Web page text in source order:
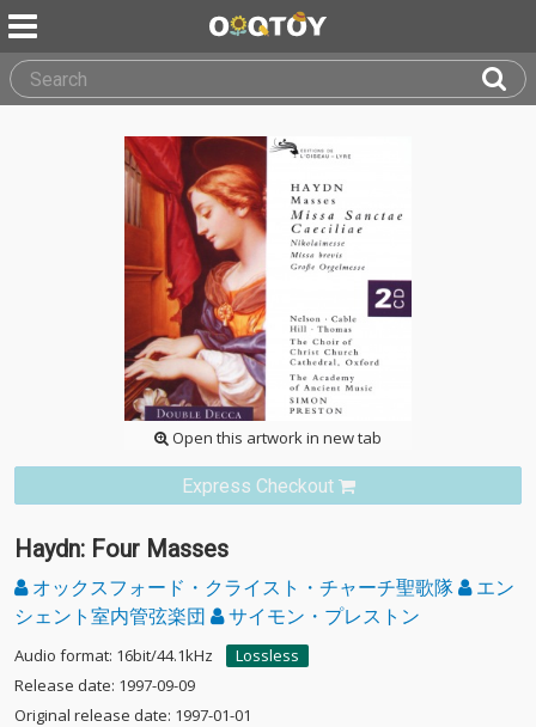
Open this artwork in new tab
Express Checkout
Haydn: Four Masses
オックスフォード・クライスト・チャーチ聖歌隊
エン
シェント室内管弦楽団
サイモン・プレストン
Audio format: 16bit/44.1kHz
Lossless
Release date: 1997-09-09
Original release date: 1997-01-01